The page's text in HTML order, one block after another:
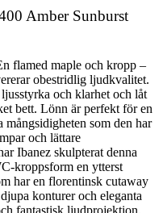
Amber Sunburst
flamed maple och kropp –
obestridlig ljudkvalitet.
och klarhet och låt
bett. Lönn är perfekt för en
som den har
och lättare
Ibanez skulpterat denna
kroppsform en ytterst
har en florentinsk cutaway
konturer och eleganta
fantastisk ljudprojektion.